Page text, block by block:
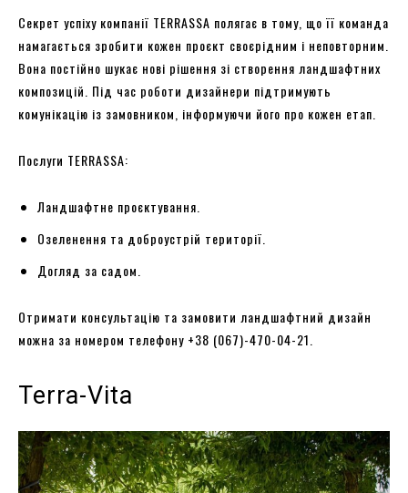
Секрет успіху компанії TERRASSA полягає в тому, що її команда
намагається зробити кожен проєкт своєрідним і неповторним.
Вона постійно шукає нові рішення зі створення ландшафтних
композицій. Під час роботи дизайнери підтримують
комунікацію із замовником, інформуючи його про кожен етап.
Послуги TERRASSA:
Ландшафтне проєктування.
Озеленення та доброустрій території.
Догляд за садом.
Отримати консультацію та замовити ландшафтний дизайн
можна за номером телефону +38 (067)-470-04-21.
Terra-Vita